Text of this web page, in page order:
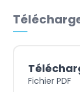
Fichier PDF